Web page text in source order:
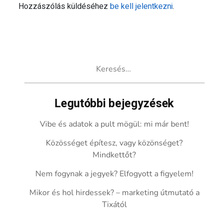
Hozzászólás küldéséhezbe kell jelentkezni.
Legutóbbi bejegyzések
Vibe és adatok a pult mögül: mi már bent!
Közösséget építesz, vagy közönséget?
Mindkettőt?
Nem fogynak a jegyek? Elfogyott a figyelem!
Mikor és hol hirdessek? – marketing útmutató a
Tixától